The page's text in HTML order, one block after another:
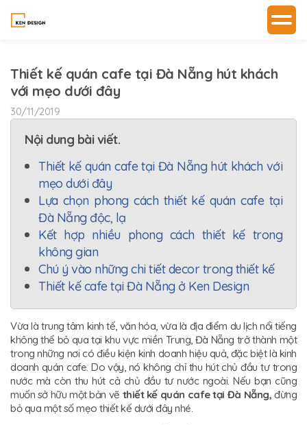
Thiết kế quán cafe tại Đà Nẵng hút khách
với mẹo dưới đây
30/11/2019
Nội dung bài viết.
Thiết kế quán cafe tại Đà Nẵng hút khách với
mẹo dưới đây
Lựa chọn phong cách thiết kế quán cafe tại
Đà Nẵng độc, lạ
Kết hợp nhiều phong cách thiết kế trong
không gian
Chú ý vào những chi tiết decor trong thiết kế
Thiết kế cafe tại Đà Nẵng ở Ken Design
Vừa là trung tâm kinh tế, văn hóa, vừa là địa điểm du lịch nổi tiếng
không thể bỏ qua tại khu vực miền Trung, Đà Nẵng trở thành một
trong những nơi có điều kiện kinh doanh hiệu quả, đặc biệt là kinh
doanh quán cafe. Do vậy, nó không chỉ thu hút chủ đầu tư trong
nước mà còn thu hút cả chủ đầu tư nước ngoài. Nếu bạn cũng
muốn sở hữu một bản vẽ thiết kế quán cafe tại Đà Nẵng, đừng
bỏ qua một số mẹo thiết kế dưới đây nhé.